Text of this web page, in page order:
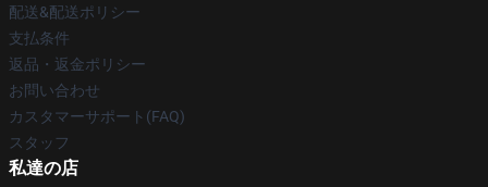
配送&配送ポリシー
支払条件
返品・返金ポリシー
お問い合わせ
カスタマーサポート(FAQ)
スタッフ
私達の店